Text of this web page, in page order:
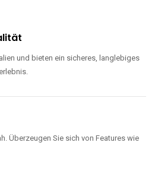
und bieten ein sicheres, langlebiges
Überzeugen Sie sich von Features wie